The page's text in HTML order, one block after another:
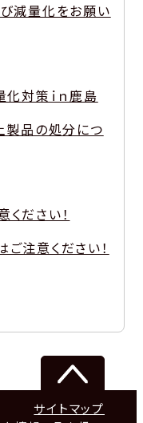
減量化をお願い
化対策ｉｎ鹿島
製品の処分につ
ださい！
注意ください！
サイトマップ